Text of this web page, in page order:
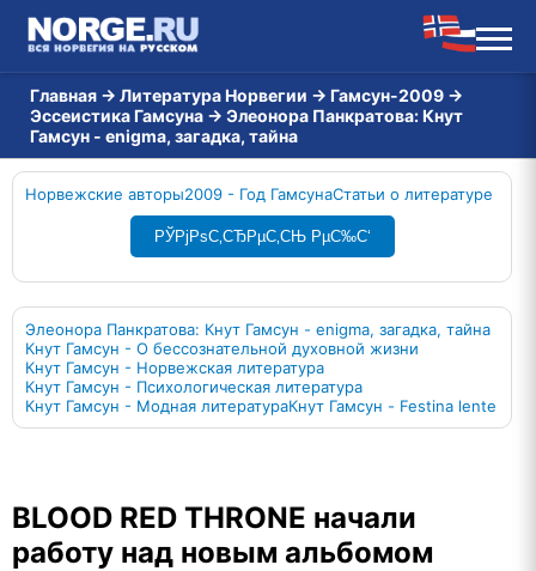
Главная → Литература Норвегии → Гамсун-2009 →
Эссеистика Гамсуна → Элеонора Панкратова: Кнут
Гамсун - enigma, загадка, тайна
Норвежские авторы2009 - Год ГамсунаСтатьи о литературе
РЎРјРѕС‚СЂРµС‚СЊ РµС‰С‘
Элеонора Панкратова: Кнут Гамсун - enigma, загадка, тайна
Кнут Гамсун - О бессознательной духовной жизни
Кнут Гамсун - Норвежская литература
Кнут Гамсун - Психологическая литература
Кнут Гамсун - Модная литератураКнут Гамсун - Festina lente
BLOOD RED THRONE начали
работу над новым альбомом